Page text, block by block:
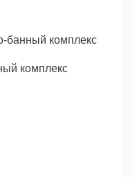
банный комплекс
комплекс